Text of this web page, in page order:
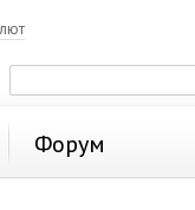
Форум